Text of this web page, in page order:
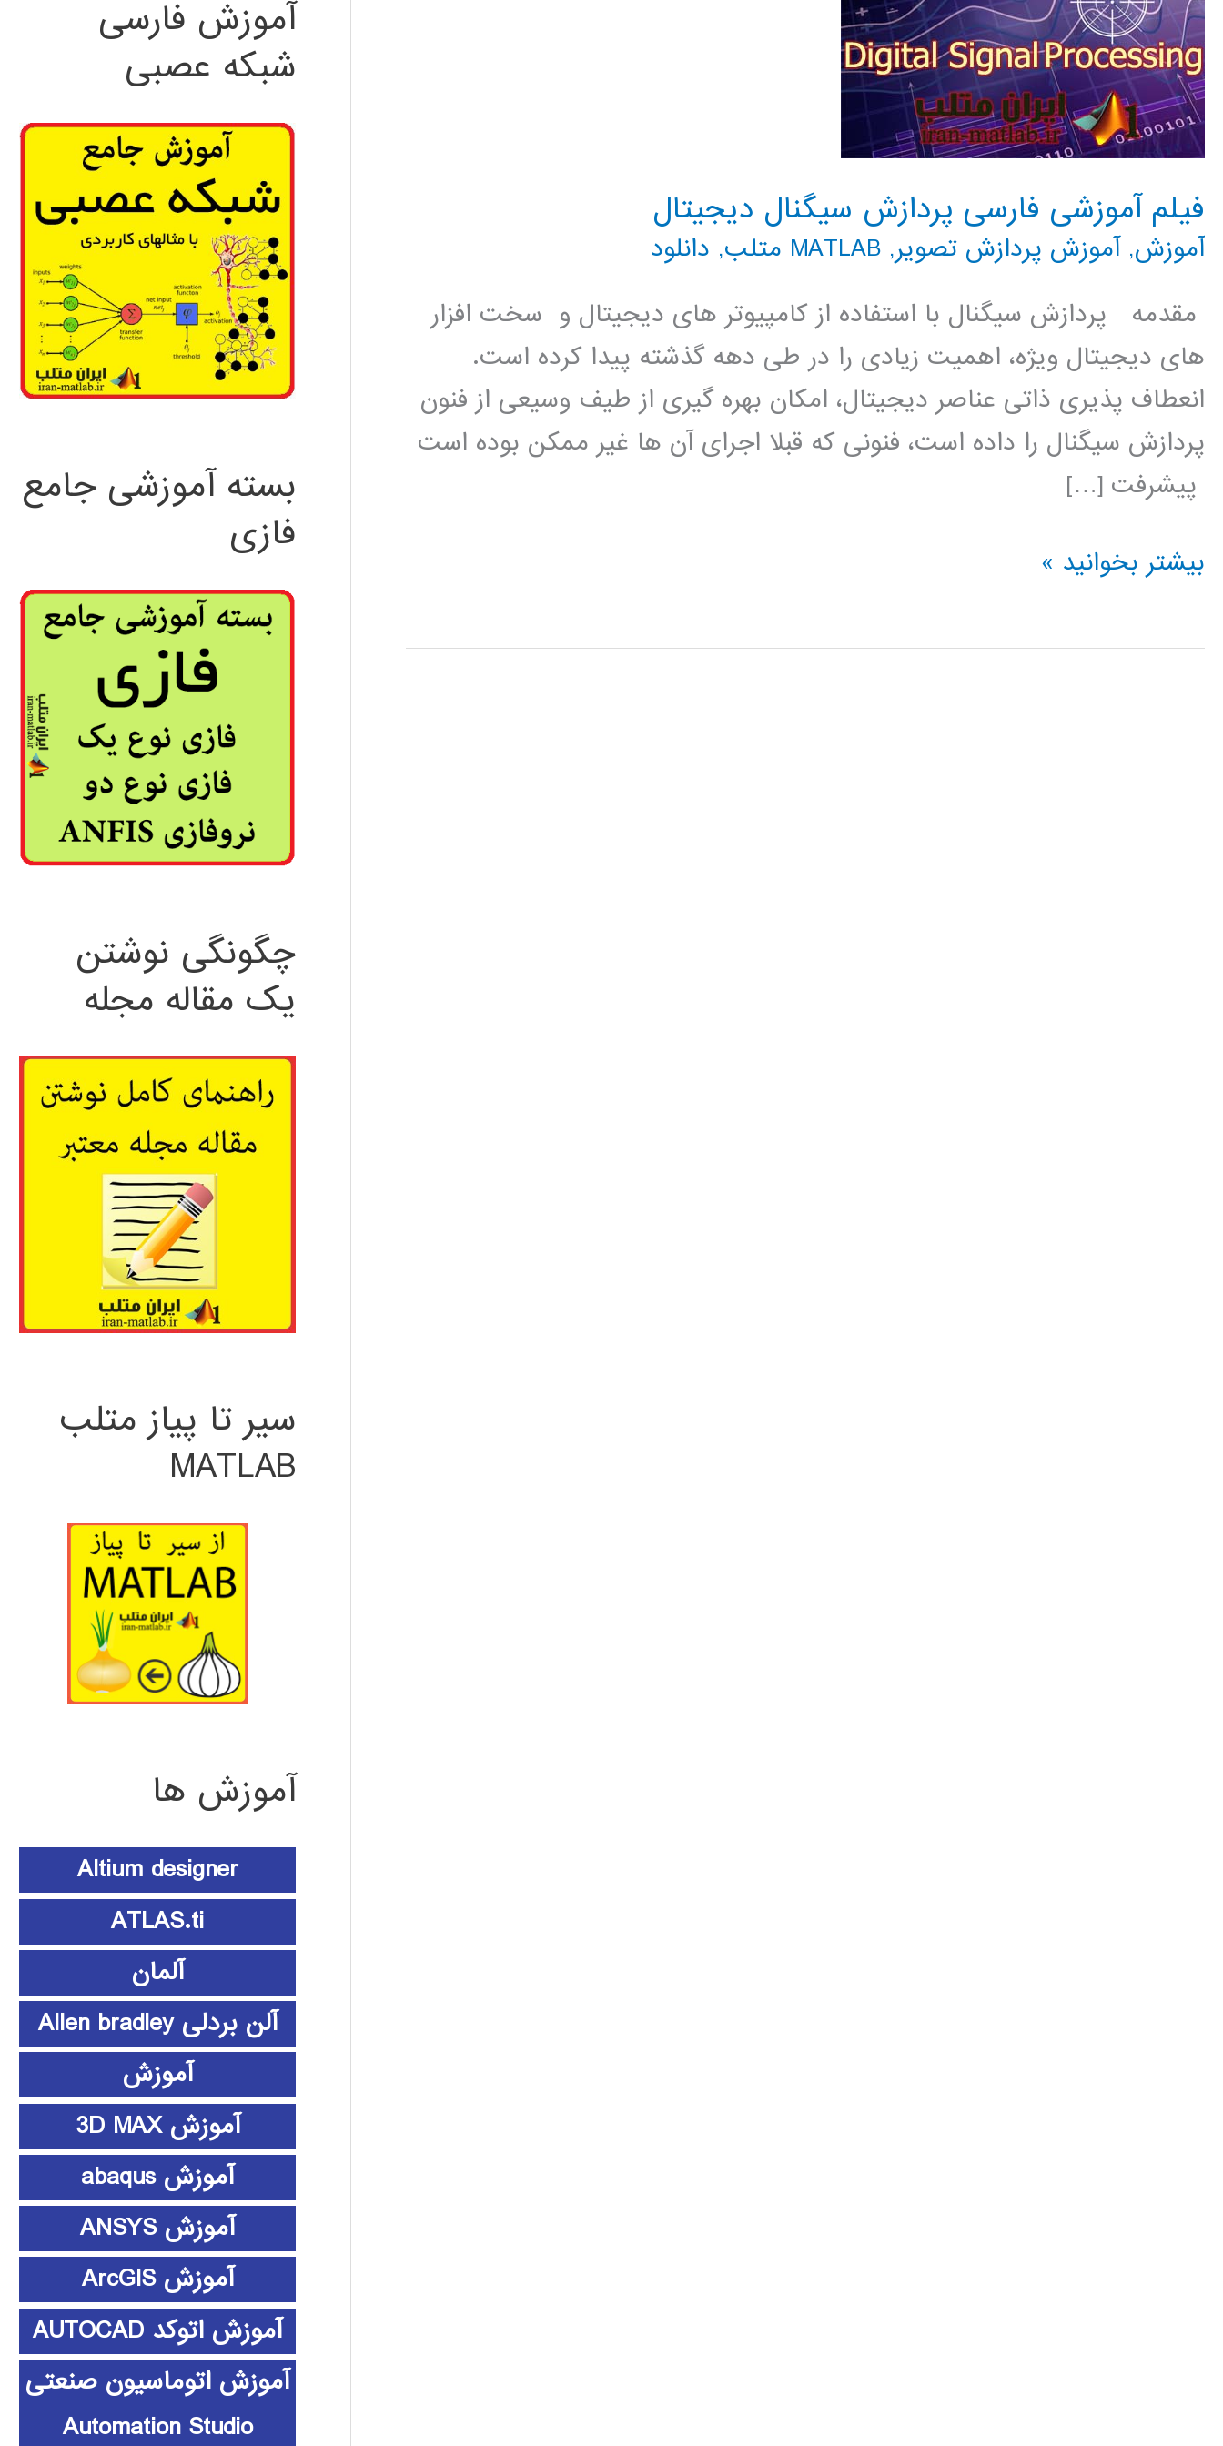
فیلم آموزشی فارسی پردازش سیگنال دیجیتال
آموزش,آموزش پردازش تصویر, MATLAB متلب , دانلود
مقدمه پردازش سیگنال با استفاده از کامپیوتر های دیجیتال و سخت افزار
های دیجیتال ویژه، اهمیت زیادی را در طی دهه گذشته پیدا کرده است.
انعطاف پذیری ذاتی عناصر دیجیتال، امکان بهره گیری از طیف وسیعی از فنون
پردازش سیگنال را داده است، فنونی که قبلا اجرای آن ها غیر ممکن بوده است
پیشرفت […]
فیلم
فارسی
بیشتر بخوانید »
آموزش فارسی
شبکه عصبی
بسته آموزشی جامع
فازی
چگونگی نوشتن
یک مقاله مجله
سیر تا پیاز متلب
MATLAB
آموزش ها
Altium designer
ATLAS.ti
آلمان
آلن بردلی Allen bradley
آموزش
آموزش 3D MAX
آموزش abaqus
آموزش ANSYS
آموزش ArcGIS
آموزش اتوکد AUTOCAD
آموزش اتوماسیون صنعتی
Automation Studio